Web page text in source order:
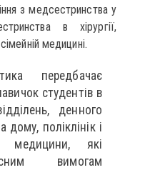
з медсестринства у
в хірургії,
медицині.
передбачає
студентів в
денного
дому, поліклінік і
медицини, які
вимогам